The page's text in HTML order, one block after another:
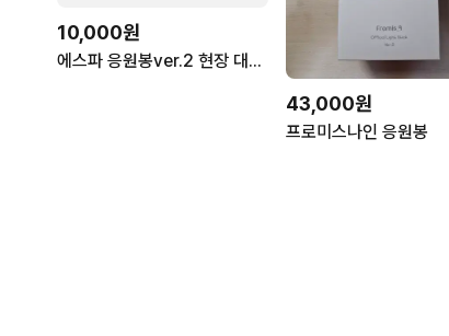
10,000원
에스파 응원봉ver.2 현장 대여합니다(마감)
43,000원
프로미스나인 응원봉